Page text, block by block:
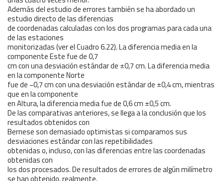
Además del estudio de errores también se ha abordado un
estudio directo de las diferencias
de coordenadas calculadas con los dos programas para cada una
de las estaciones
monitorizadas (ver el Cuadro 6.22). La diferencia media en la
componente Este fue de 0,7
cm con una desviación estándar de ±0,7 cm. La diferencia media
en la componente Norte
fue de −0,7 cm con una desviación estándar de ±0,4 cm, mientras
que en la componente
en Altura, la diferencia media fue de 0,6 cm ±0,5 cm.
De las comparativas anteriores, se llega a la conclusión que los
resultados obtenidos con
Bernese son demasiado optimistas si comparamos sus
desviaciones estándar con las repetibilidades
obtenidas o, incluso, con las diferencias entre las coordenadas
obtenidas con
los dos procesados. De resultados de errores de algún milímetro
se han obtenido, realmente,